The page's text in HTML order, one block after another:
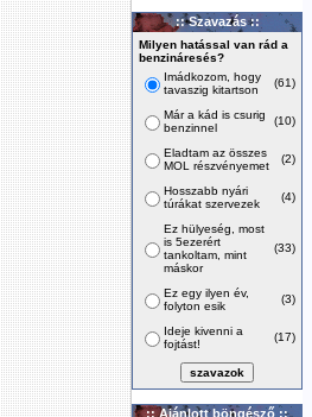
:: Szavazás ::
Milyen hatással van rád a
benzináresés?
Imádkozom, hogy
tavaszig kitartson
(61)
Már a kád is csurig
benzinnel
(10)
Eladtam az összes
MOL részvényemet
(2)
Hosszabb nyári
túrákat szervezek
(4)
Ez hülyeség, most
is 5ezerért
tankoltam, mint
máskor
(33)
Ez egy ilyen év,
folyton esik
(3)
Ideje kivenni a
fojtást!
(17)
:: Ajánlott böngésző ::